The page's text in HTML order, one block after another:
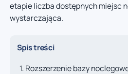
etapie liczba dostępnych miejsc
wystarczająca.
Spis treści
Rozszerzenie bazy